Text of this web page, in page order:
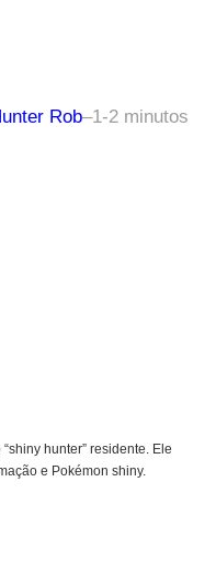
Rob–1-2 minutos
hunter” residente. Ele
e Pokémon shiny.